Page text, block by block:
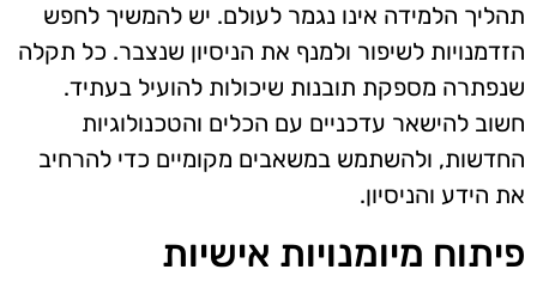
תהליך הלמידה אינו נגמר לעולם. יש להמשיך לחפש
הזדמנויות לשיפור ולמנף את הניסיון שנצבר. כל תקלה
שנפתרה מספקת תובנות שיכולות להועיל בעתיד.
חשוב להישאר עדכניים עם הכלים והטכנולוגיות
החדשות, ולהשתמש במשאבים מקומיים כדי להרחיב
את הידע והניסיון.
פיתוח מיומנויות אישיות